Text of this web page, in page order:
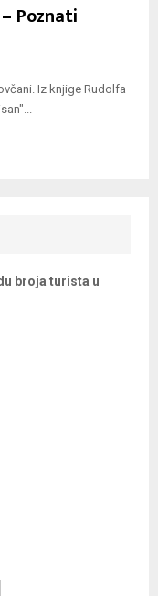
– Poznati
Iz knjige Rudolfa
broja turista u